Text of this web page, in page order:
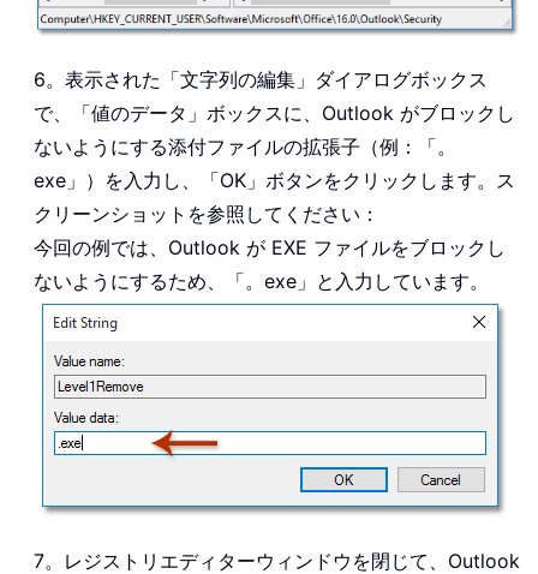
6。表示された「文字列の編集」ダイアログボックス
で、「値のデータ」ボックスに、Outlook がブロックし
ないようにする添付ファイルの拡張子（例：「。
exe」）を入力し、「OK」ボタンをクリックします。ス
クリーンショットを参照してください：
今回の例では、Outlook が EXE ファイルをブロックし
ないようにするため、「。exe」と入力しています。
7。レジストリエディターウィンドウを閉じて、Outlook